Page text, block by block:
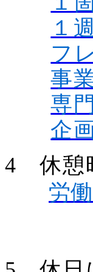
１
フ
事
専
企
4 休憩
労